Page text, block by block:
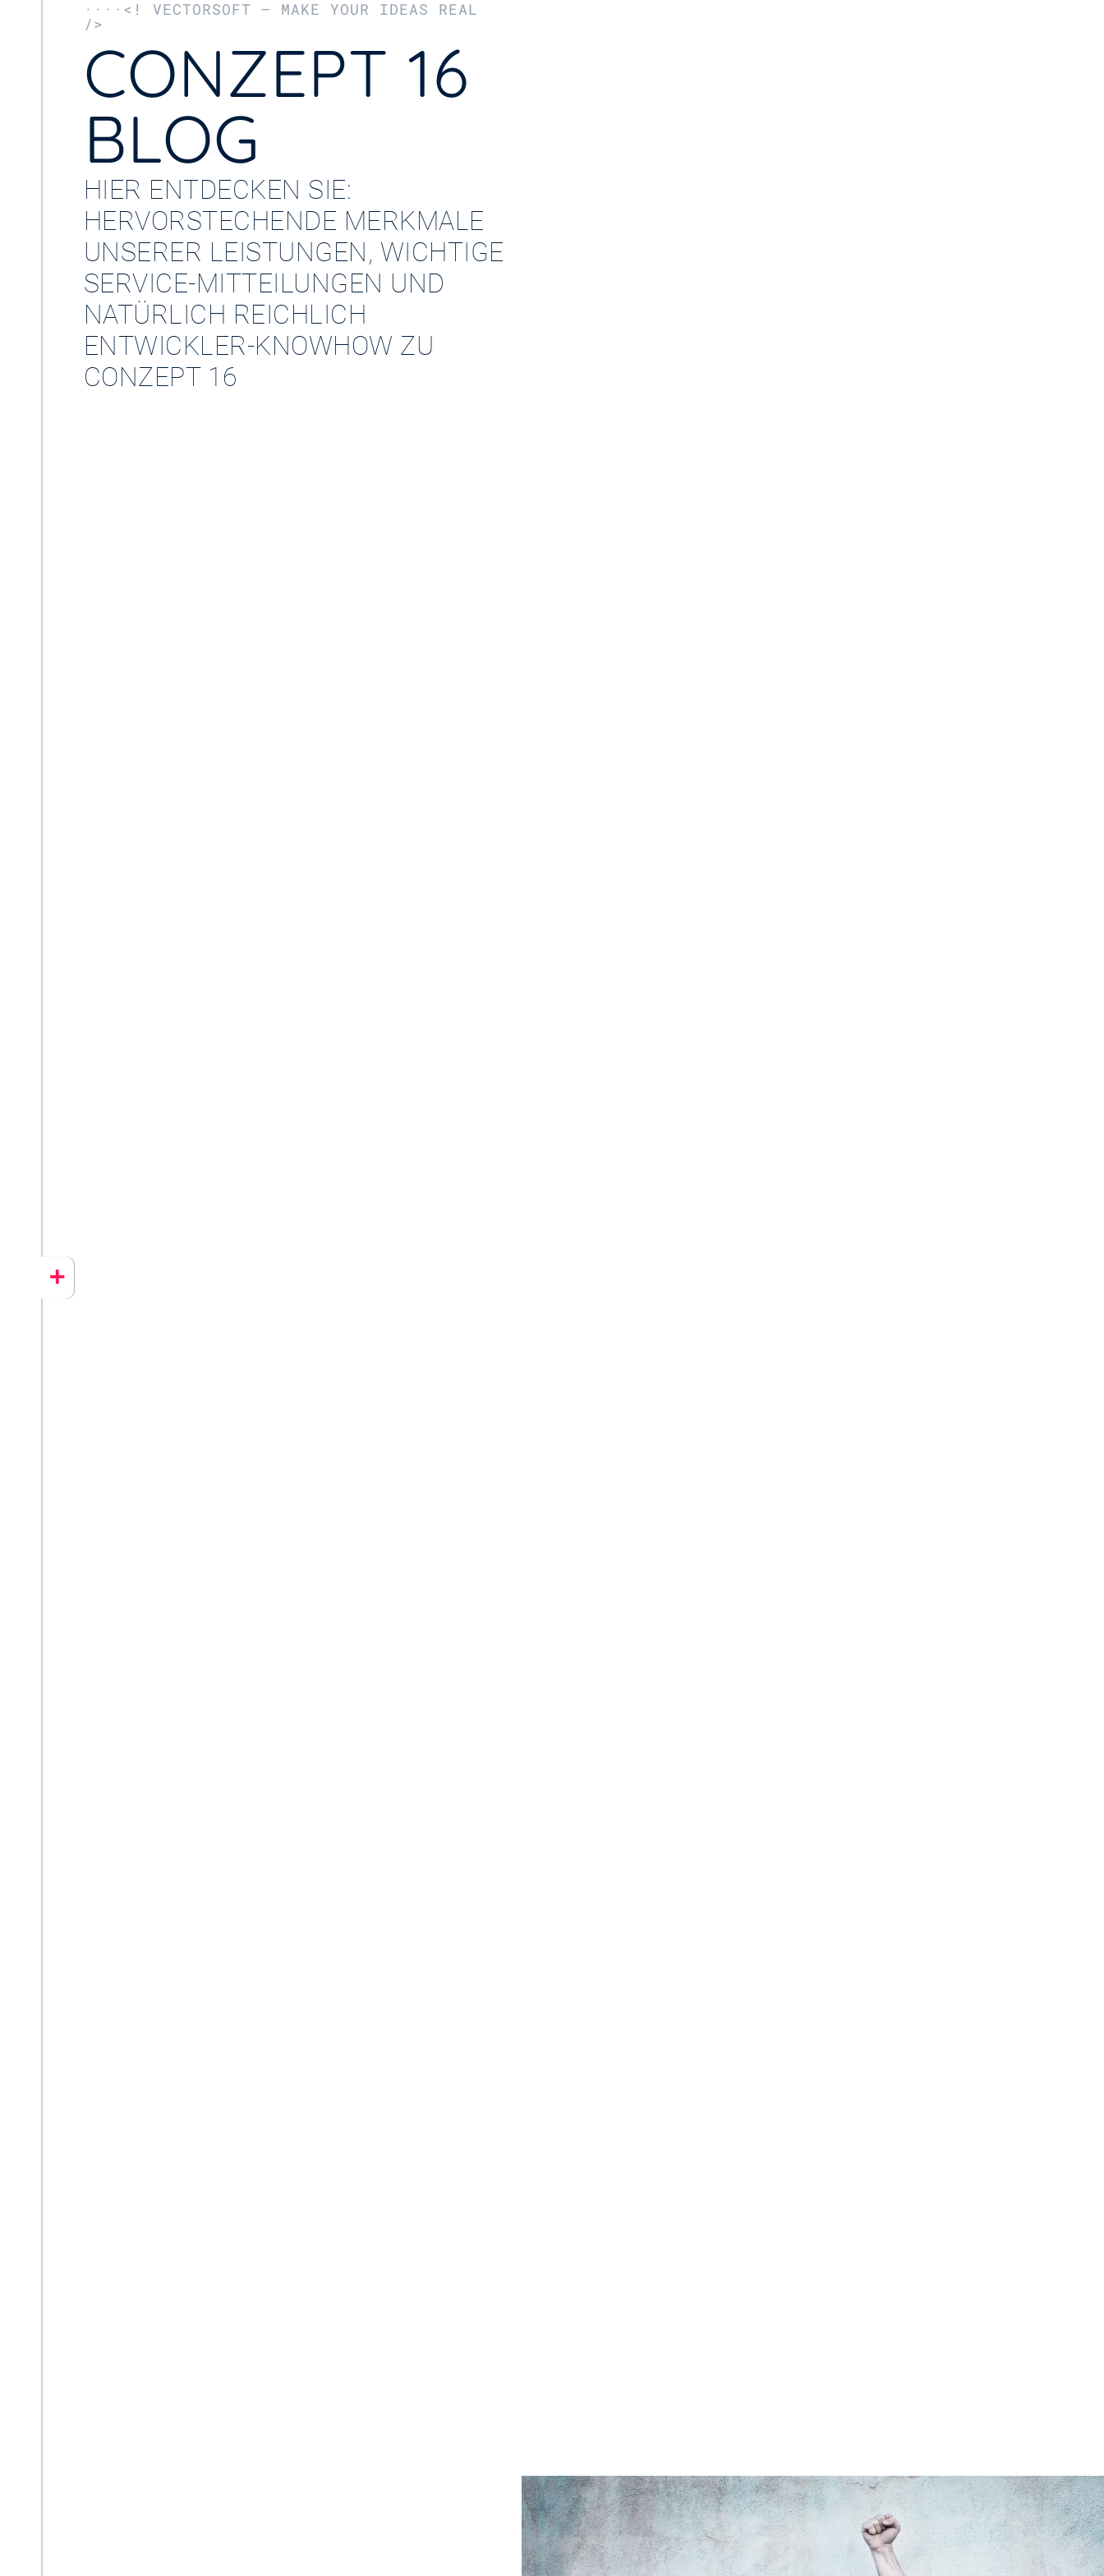
····<! VECTORSOFT – MAKE YOUR IDEAS REAL
/>
CONZEPT 16
BLOG
HIER ENTDECKEN SIE:
HERVORSTECHENDE MERKMALE
UNSERER LEISTUNGEN, WICHTIGE
SERVICE-MITTEILUNGEN UND
NATÜRLICH REICHLICH
ENTWICKLER-KNOWHOW ZU
CONZEPT 16